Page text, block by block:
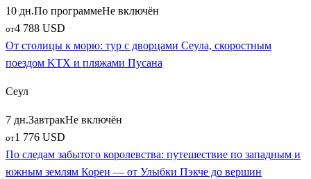
10 дн.По программеНе включён
от4 788 USD
От столицы к морю: тур с дворцами Сеула, скоростным
поездом KTX и пляжами Пусана
Сеул
7 дн.ЗавтракНе включён
от1 776 USD
По следам забытого королевства: путешествие по западным и
южным землям Кореи — от Улыбки Пэкче до вершин